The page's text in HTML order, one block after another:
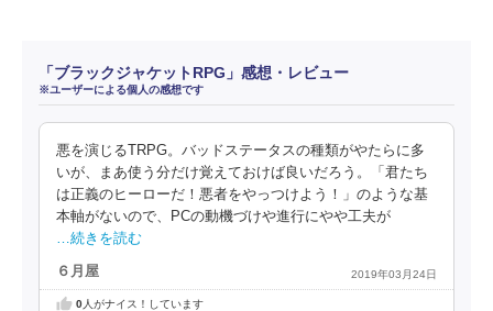
「ブラックジャケットRPG」感想・レビュー
※ユーザーによる個人の感想です
悪を演じるTRPG。バッドステータスの種類がやたらに多
いが、まあ使う分だけ覚えておけば良いだろう。「君たち
は正義のヒーローだ！悪者をやっつけよう！」のような基
本軸がないので、PCの動機づけや進行にやや工夫が
…続きを読む
６月屋 2019年03月24日
0人がナイス！しています